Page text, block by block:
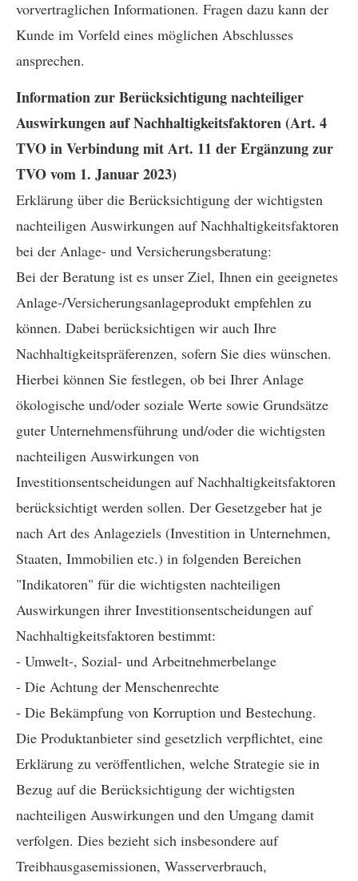
vorvertraglichen Informationen. Fragen dazu kann der
Kunde im Vorfeld eines möglichen Abschlusses
ansprechen.
Information zur Berücksichtigung nachteiliger
Auswirkungen auf Nachhaltigkeitsfaktoren (Art. 4
TVO in Verbindung mit Art. 11 der Ergänzung zur
TVO vom 1. Januar 2023)
Erklärung über die Berücksichtigung der wichtigsten
nachteiligen Auswirkungen auf Nachhaltigkeitsfaktoren
bei der Anlage- und Versicherungsberatung:
Bei der Beratung ist es unser Ziel, Ihnen ein geeignetes
Anlage-/Versicherungsanlageprodukt empfehlen zu
können. Dabei berücksichtigen wir auch Ihre
Nachhaltigkeitspräferenzen, sofern Sie dies wünschen.
Hierbei können Sie festlegen, ob bei Ihrer Anlage
ökologische und/oder soziale Werte sowie Grundsätze
guter Unternehmensführung und/oder die wichtigsten
nachteiligen Auswirkungen von
Investitionsentscheidungen auf Nachhaltigkeitsfaktoren
berücksichtigt werden sollen. Der Gesetzgeber hat je
nach Art des Anlageziels (Investition in Unternehmen,
Staaten, Immobilien etc.) in folgenden Bereichen
"Indikatoren" für die wichtigsten nachteiligen
Auswirkungen ihrer Investitionsentscheidungen auf
Nachhaltigkeitsfaktoren bestimmt:
- Umwelt-, Sozial- und Arbeitnehmerbelange
- Die Achtung der Menschenrechte
- Die Bekämpfung von Korruption und Bestechung.
Die Produktanbieter sind gesetzlich verpflichtet, eine
Erklärung zu veröffentlichen, welche Strategie sie in
Bezug auf die Berücksichtigung der wichtigsten
nachteiligen Auswirkungen und den Umgang damit
verfolgen. Dies bezieht sich insbesondere auf
Treibhausgasemissionen, Wasserverbrauch,